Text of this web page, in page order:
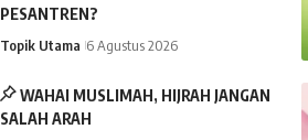
PESANTREN?
Topik Utama 6 Agustus 2026
WAHAI MUSLIMAH, HIJRAH JANGAN
SALAH ARAH